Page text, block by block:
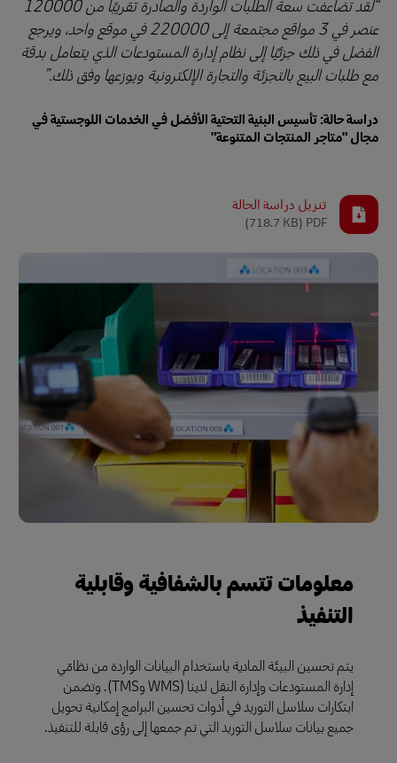
عنصر في 3 مواقع مجتمعة إلى 220000 في موقع واحد، ويرجع
الفضل في ذلك جزئيًا إلى نظام إدارة المستودعات الذي يتعامل بدقة
مع طلبات البيع بالتجزئة والتجارة الإلكترونية ويوزعها وفق ذلك.
دراسة حالة: تأسيس البنية التحتية الأفضل في الخدمات اللوجستية في
مجال "متاجر المنتجات المتنوعة"
تنزيل دراسة الحالة
PDF
(718.7 KB)
معلومات تتسم بالشفافية وقابلية
التنفيذ
يتم تحسين البيئة المادية باستخدام البيانات الواردة من نظامَي
إدارة المستودعات وإدارة النقل لدينا (WMS وTMS). وتضمن
ابتكارات سلاسل التوريد في أدوات تحسين البرامج إمكانية تحويل
جميع بيانات سلاسل التوريد التي تم جمعها إلى رؤى قابلة للتنفيذ.